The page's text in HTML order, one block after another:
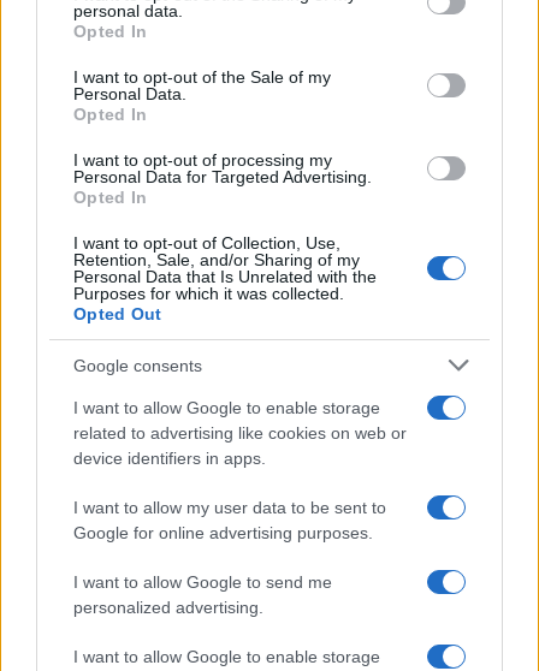
grant or deny consent to Google and its third-party tags to
use your data for below specified purposes in below Google
consent section.
personal data.
Opted In
I want to opt-out of the Sale of my
Personal Data.
Opted In
I want to opt-out of processing my
Personal Data for Targeted Advertising.
Opted In
I want to opt-out of Collection, Use,
Retention, Sale, and/or Sharing of my
Personal Data that Is Unrelated with the
Purposes for which it was collected.
Opted Out
Google consents
I want to allow Google to enable storage
related to advertising like cookies on web or
device identifiers in apps.
I want to allow my user data to be sent to
Google for online advertising purposes.
I want to allow Google to send me
personalized advertising.
I want to allow Google to enable storage
Βάσεις 2024: Τα νέα δεδομένα
εικόνα για την πορεία των
βάσεων και οι πρώτες εκτιμήσεις
Πιερρακάκη
Βάσεις 2024: Οι πρώτες
εκτιμήσεις μετά τις βαθμολογίες
28/06/2024 - 15:38
Πότε θα βγουν οι Βάσεις 2024
28/06/2024 - 11:16